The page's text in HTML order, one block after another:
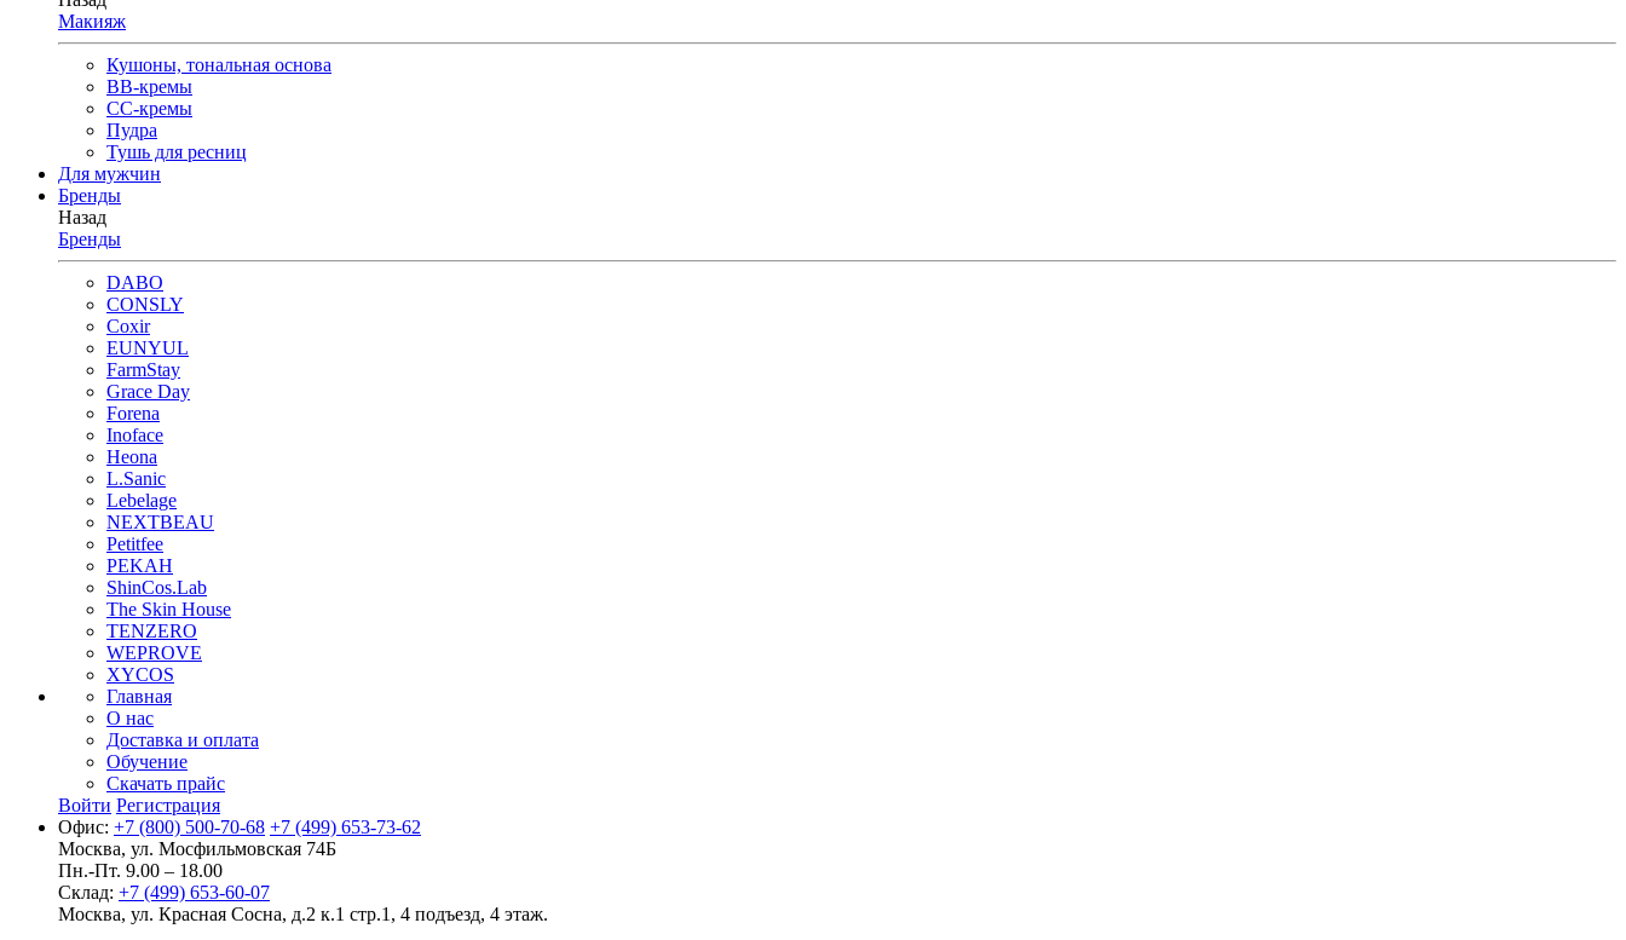
Макияж
Кушоны, тональная основа
BB-кремы
CC-кремы
Пудра
Тушь для ресниц
Для мужчин
Бренды
Назад
Бренды
DABO
CONSLY
Coxir
EUNYUL
FarmStay
Grace Day
Forena
Inoface
Heona
L.Sanic
Lebelage
NEXTBEAU
Petitfee
PEKAH
ShinCos.Lab
The Skin House
TENZERO
WEPROVE
XYCOS
Главная
О нас
Доставка и оплата
Обучение
Скачать прайс
Войти Регистрация
Офис: +7 (800) 500-70-68 +7 (499) 653-73-62
Москва, ул. Мосфильмовская 74Б
Пн.-Пт. 9.00 – 18.00
Склад: +7 (499) 653-60-07
Москва, ул. Красная Сосна, д.2 к.1 стр.1, 4 подъезд, 4 этаж.